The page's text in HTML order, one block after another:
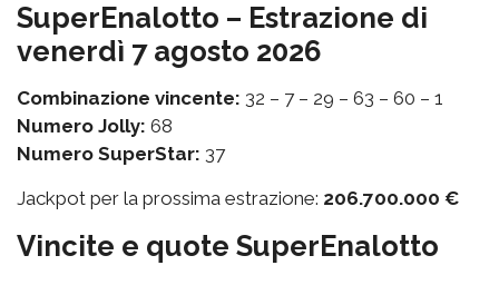
SuperEnalotto – Estrazione di
venerdì 7 agosto 2026
Combinazione vincente: 32 – 7 – 29 – 63 – 60 – 1
Numero Jolly: 68
Numero SuperStar: 37
Jackpot per la prossima estrazione: 206.700.000 €
Vincite e quote SuperEnalotto